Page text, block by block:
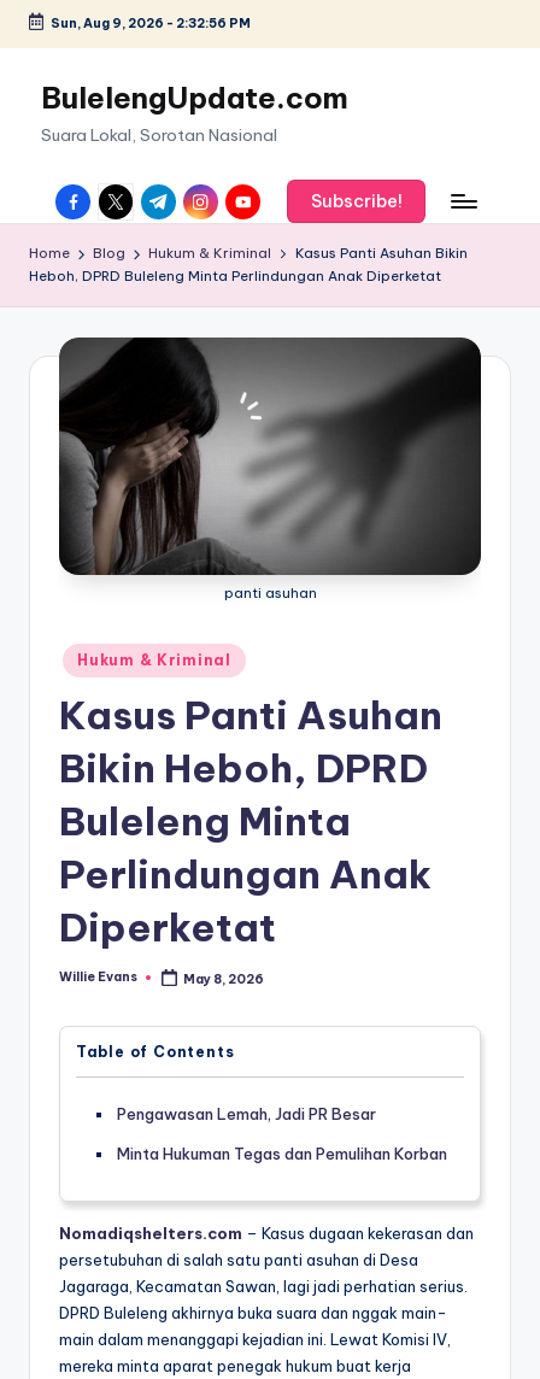
Skip
content
Sun, Aug 9, 2026 - 2:32:56 PM
BulelengUpdate.com
Suara Lokal, Sorotan Nasional
facebook.com
twitter.com
t.me instagram.com
youtube.comSubscribe!
Home Blog Hukum & Kriminal
Kasus Panti Asuhan Bikin
Heboh, DPRD Buleleng Minta Perlindungan Anak Diperketat
panti asuhan
Posted
in
Hukum & Kriminal
Kasus Panti Asuhan
Bikin Heboh, DPRD
Buleleng Minta
Perlindungan Anak
Diperketat
Posted
Willie Evans May 8, 2026
Table of Contents
Pengawasan Lemah, Jadi PR Besar
Minta Hukuman Tegas dan Pemulihan Korban
Nomadiqshelters.com – Kasus dugaan kekerasan dan
persetubuhan di salah satu panti asuhan di Desa
Jagaraga, Kecamatan Sawan, lagi jadi perhatian serius.
DPRD Buleleng akhirnya buka suara dan nggak main-
main dalam menanggapi kejadian ini. Lewat Komisi IV,
mereka minta aparat penegak hukum buat kerja